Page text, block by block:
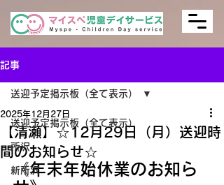
記事
送迎予定掲示板（全て表示）
所沢
新所沢
送迎予定掲示板（全て表示）
【清瀬】☆12月29日（月）送迎時
間のお知らせ☆
2025年12月27日
《年末年始休業のお知ら